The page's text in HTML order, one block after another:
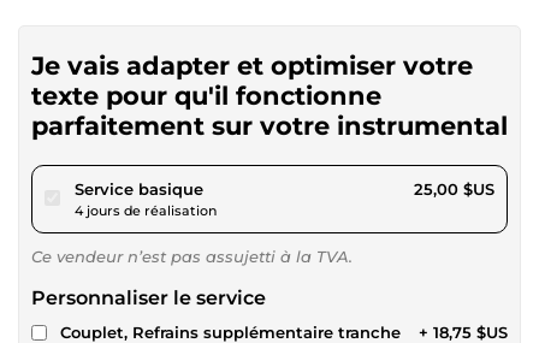
Je vais adapter et optimiser votre
texte pour qu'il fonctionne
parfaitement sur votre instrumental
Service basiquepour 23,04 $US
4 jours de réalisation
25,00 $US
Ce vendeur n’est pas assujetti à la TVA.
Personnaliser le service
Couplet, Refrains supplémentaire tranche
+ 18,75 $US